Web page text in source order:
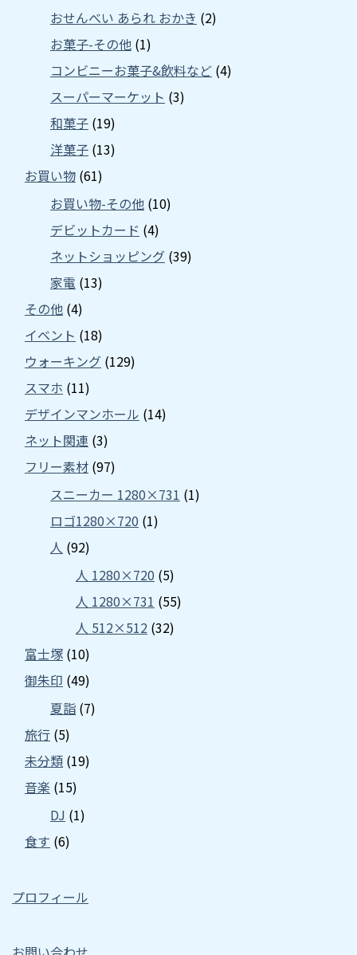
おせんべい あられ おかき (2)
お菓子-その他 (1)
コンビニーお菓子&飲料など (4)
スーパーマーケット (3)
和菓子 (19)
洋菓子 (13)
お買い物 (61)
お買い物-その他 (10)
デビットカード (4)
ネットショッピング (39)
家電 (13)
その他 (4)
イベント (18)
ウォーキング (129)
スマホ (11)
デザインマンホール (14)
ネット関連 (3)
フリー素材 (97)
スニーカー 1280×731 (1)
ロゴ1280×720 (1)
人 (92)
人 1280×720 (5)
人 1280×731 (55)
人 512×512 (32)
富士塚 (10)
御朱印 (49)
夏詣 (7)
旅行 (5)
未分類 (19)
音楽 (15)
DJ (1)
食す (6)
プロフィール